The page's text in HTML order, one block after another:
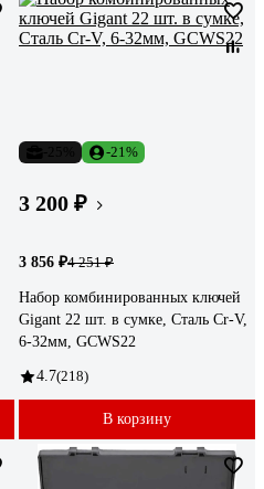
-21%
3 200 ₽
3 856 ₽4 251 ₽
Набор комбинированных ключей
Gigant 22 шт. в сумке, Сталь Cr-V,
6-32мм, GCWS22
4.7(218)
В корзину